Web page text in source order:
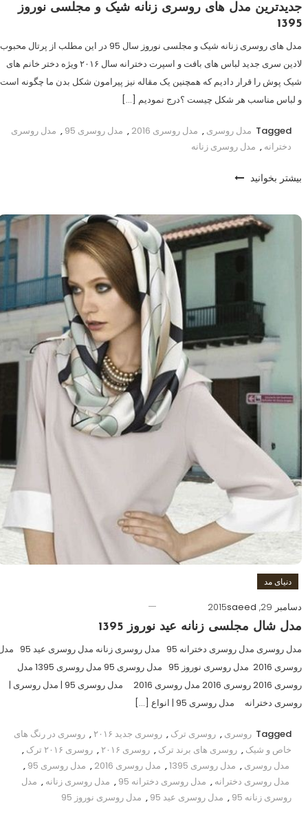
جدیدترین مدل های روسری زنانه شیک و مجلسی نوروز
1395
مدل های روسری زنانه شیک و مجلسی نوروز سال 95 در این مطلب از پرتال محبوب
لادین سری جدید لباس های بافت و اسپرت دخترانه سال ۲۰۱۶ ویژه دختر خانم های
شیک پوش را قرار دادیم که همچنین یک مقاله نیز پیرامون شکل بدن ما چگونه است
و لباس مناسب هر شکل چیست ؟درج نمودیم […]
Tagged مدل روسری , مدل روسری 2016 , مدل روسری 95 , مدل روسری
دخترانه , مدل روسری زنانه
بیشتر بخوانید
دنیای مد
دسامبر 29, 2015
saeed
مدل شال مجلسی زنانه عید نوروز 1395
مدل روسری مدل روسری دخترانه 95 مدل روسری زنانه
روسری 2016 مدل روسری نوروز 95 مدل روسری 95 مدل روسری 1395 مدل
روسری 2016 روسری 2016 مدل روسری 2016 مدل روسری 95 | مدل روسری |
روسری دخترانه مدل روسری 95 | انواع […]
Tagged روسری , روسری ترک , روسری جدید ۲۰۱۶ , روسری در رنگ های
خاص و شیک , روسری های برند ترک , روسری ۲۰۱۶ , روسری ۲۰۱۶ ترک
,
مدل روسری , مدل روسری 1395 , مدل روسری 2016 , مدل روسری 95
,
مدل روسری دخترانه , مدل روسری دخترانه 95 , مدل روسری زنانه , مدل
روسری زنانه 95
, مدل روسری عید 95 , مدل روسری نوروز 95